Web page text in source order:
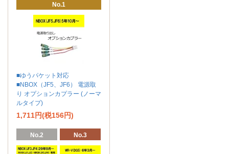
No.1
■ゆうパケット対応
■NBOX（JF5、JF6） 電源取
り オプションカプラー (ノーマ
ルタイプ)
1,711円(税156円)
No.2 No.3